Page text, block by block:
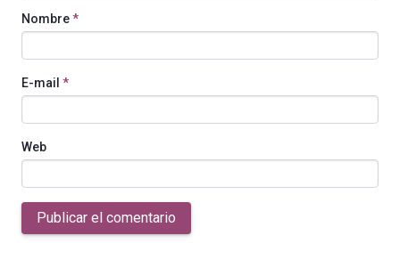
Nombre*
E-mail *
Web
Publicar el comentario